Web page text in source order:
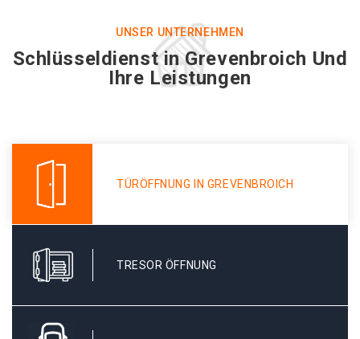
UNSER UNTERNEHMEN
Schlüsseldienst in Grevenbroich Und
Ihre Leistungen
TÜRÖFFNUNG IN GREVENBROICH
TRESOR ÖFFNUNG